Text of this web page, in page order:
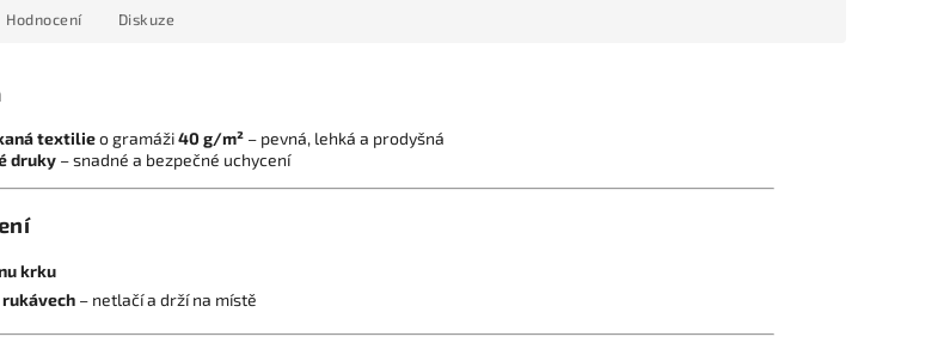
Hodnocení Diskuze
textilieo gramáži40 g/m² – pevná, lehká a prodyšná
druky – snadné a bezpečné uchycení
krku
– netlačí a drží na místě